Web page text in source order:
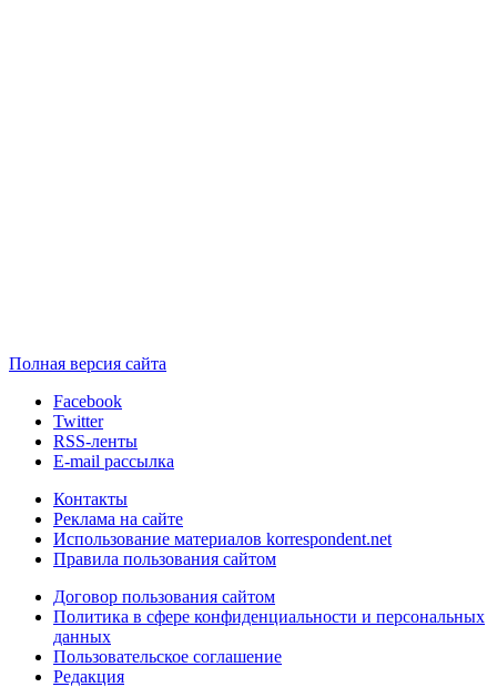
Полная версия сайта
Facebook
Twitter
RSS-ленты
E-mail рассылка
Контакты
Реклама на сайте
Использование материалов korrespondent.net
Правила пользования сайтом
Договор пользования сайтом
Политика в сфере конфиденциальности и персональных
данных
Пользовательское соглашение
Редакция